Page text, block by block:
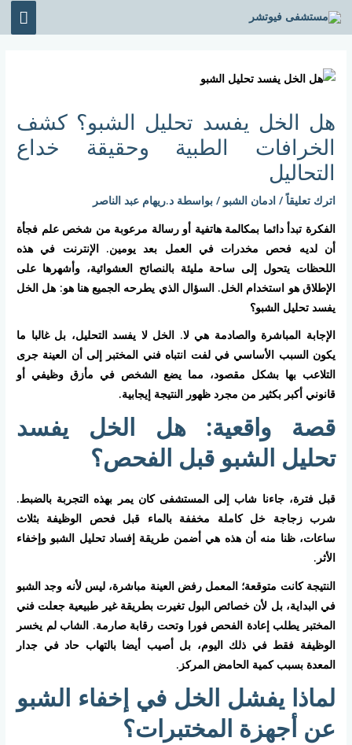
تخطي
إلى
هل الخل يفسد تحليل الشبو؟ كشف
الخرافات الطبية وحقيقة خداع
التحاليل
اترك تعليقاً /ادمان الشبو / بواسطة د.ريهام عبد الناصر
الفكرة تبدأ دائما بمكالمة هاتفية أو رسالة مرعوبة من شخص علم فجأة
أن لديه فحص مخدرات في العمل بعد يومين. الإنترنت في هذه
اللحظات يتحول إلى ساحة مليئة بالنصائح العشوائية، وأشهرها على
الإطلاق هو استخدام الخل. السؤال الذي يطرحه الجميع هنا هو: هل الخل
يفسد تحليل الشبو؟
الإجابة المباشرة والصادمة هي لا. الخل لا يفسد التحليل، بل غالبا ما
يكون السبب الأساسي في لفت انتباه فني المختبر إلى أن العينة جرى
التلاعب بها بشكل مقصود، مما يضع الشخص في مأزق وظيفي أو
قانوني أكبر بكثير من مجرد ظهور النتيجة إيجابية.
قصة واقعية: هل الخل يفسد
تحليل الشبو قبل الفحص؟
قبل فترة، جاءنا شاب إلى المستشفى كان يمر بهذه التجربة بالضبط.
شرب زجاجة خل كاملة مخففة بالماء قبل فحص الوظيفة بثلاث
ساعات، ظنا منه أن هذه هي أضمن طريقة إفساد تحليل الشبو وإخفاء
الأثر.
النتيجة كانت متوقعة؛ المعمل رفض العينة مباشرة، ليس لأنه وجد الشبو
في البداية، بل لأن خصائص البول تغيرت بطريقة غير طبيعية جعلت فني
المختبر يطلب إعادة الفحص فورا وتحت رقابة صارمة. الشاب لم يخسر
الوظيفة فقط في ذلك اليوم، بل أصيب أيضا بالتهاب حاد في جدار
المعدة بسبب كمية الحامض المركز.
لماذا يفشل الخل في إخفاء الشبو
عن أجهزة المختبرات؟
navigation